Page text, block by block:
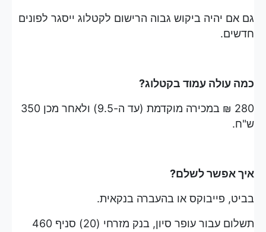
גם אם יהיה ביקוש גבוה הרישום לקטלוג ייסגר לפונים
חדשים.
כמה עולה עמוד בקטלוג?
280 ₪ במכירה מוקדמת (עד ה-9.5) ולאחר מכן 350
ש"ח.
איך אפשר לשלם?
בביט, פייבוקס או בהעברה בנקאית.
תשלום עבור עופר סיון, בנק מזרחי (20) סניף 460